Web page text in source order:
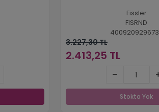
Fissler
FISRND
3.227,30 TL
2.413,25 TL
Stokta Yok